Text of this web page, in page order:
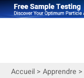
Accueil> Apprendre >